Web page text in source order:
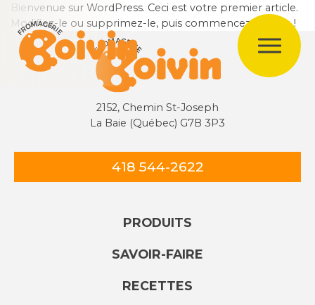
Bienvenue sur WordPress. Ceci est votre premier article.
Modifiez-le ou supprimez-le, puis commencez à écrire !
2152, Chemin St-Joseph
La Baie (Québec) G7B 3P3
418 544-2622
PRODUITS
SAVOIR-FAIRE
RECETTES